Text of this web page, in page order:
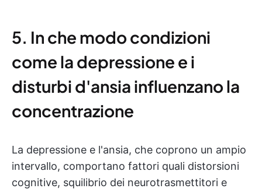
5. In che modo condizioni
come la depressione e i
disturbi d'ansia influenzano la
concentrazione
La depressione e l'ansia, che coprono un ampio
intervallo, comportano fattori quali distorsioni
cognitive, squilibrio dei neurotrasmettitori e